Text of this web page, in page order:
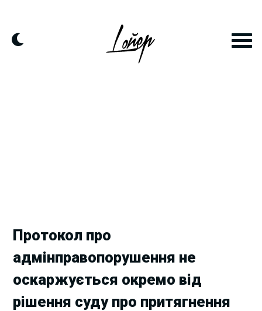
content
Протокол про
адмінправопорушення не
оскаржується окремо від
рішення суду про притягнення